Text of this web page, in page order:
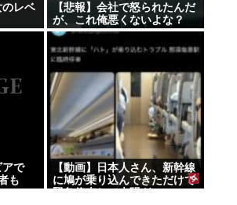
のレベ
【悲報】会社で怒られたんだ
が、これ俺悪くないよな？
www
アで
も
【動画】日本人さん、新幹線
に鳩が乗り込んできただけで
緊急停車して大騒ぎw